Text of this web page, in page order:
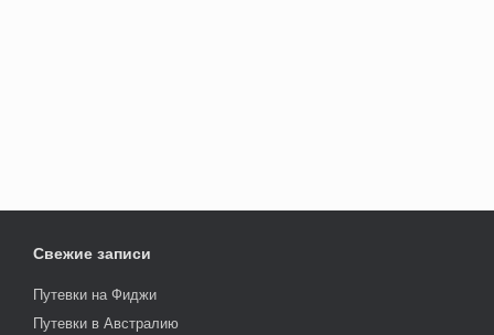
Свежие записи
Путевки на Фиджи
Путевки в Австралию